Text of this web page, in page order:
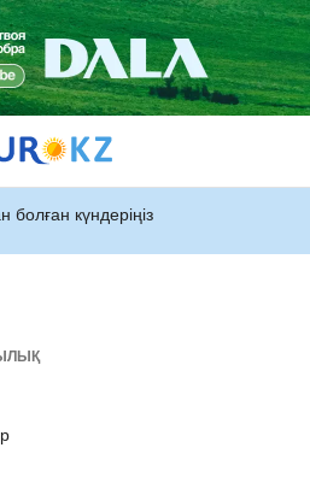
болған күндеріңіз